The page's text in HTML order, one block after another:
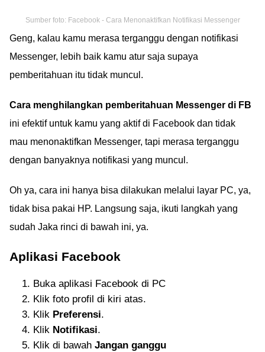
Sumber foto: Facebook - Cara Menonaktifkan Notifikasi Messenger
Geng, kalau kamu merasa terganggu dengan notifikasi
Messenger, lebih baik kamu atur saja supaya
pemberitahuan itu tidak muncul.
Cara menghilangkan pemberitahuan Messenger di FB
ini efektif untuk kamu yang aktif di Facebook dan tidak
mau menonaktifkan Messenger, tapi merasa terganggu
dengan banyaknya notifikasi yang muncul.
Oh ya, cara ini hanya bisa dilakukan melalui layar PC, ya,
tidak bisa pakai HP. Langsung saja, ikuti langkah yang
sudah Jaka rinci di bawah ini, ya.
Aplikasi Facebook
Buka aplikasi Facebook di PC
Klik foto profil di kiri atas.
Klik Preferensi.
Klik Notifikasi.
Klik di bawah Jangan ganggu